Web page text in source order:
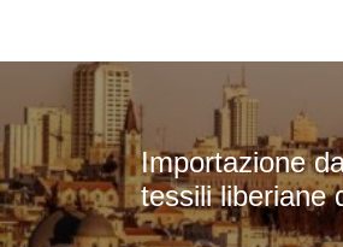
Importazione
tessili liberiane